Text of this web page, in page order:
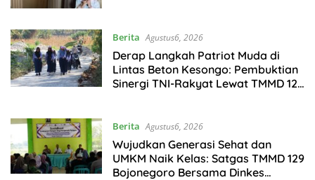
Berita Agustus6, 2026
Derap Langkah Patriot Muda di
Lintas Beton Kesongo: Pembuktian
Sinergi TNI-Rakyat Lewat TMMD 129
Berita Agustus6, 2026
Wujudkan Generasi Sehat dan
UMKM Naik Kelas: Satgas TMMD 129
Bojonegoro Bersama Dinkes